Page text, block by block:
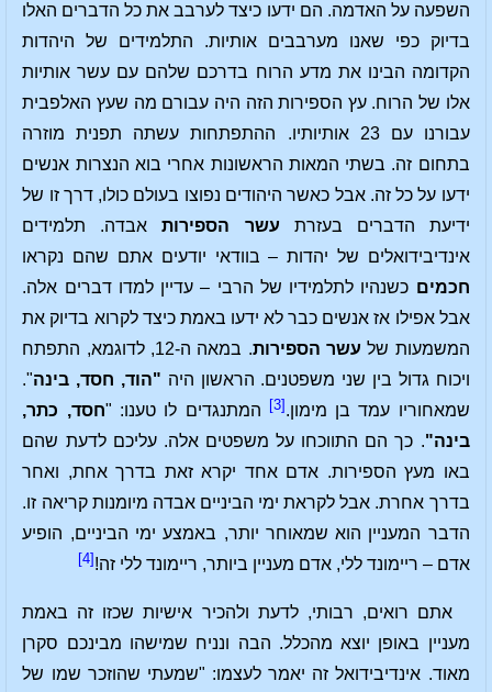
השפעה על האדמה. הם ידעו כיצד לערבב את כל הדברים האלו
בדיוק כפי שאנו מערבבים אותיות. התלמידים של היהדות
הקדומה הבינו את מדע הרוח בדרכם שלהם עם עשר אותיות
אלו של הרוח. עץ הספירות הזה היה עבורם מה שעץ האלפבית
עבורנו עם 23 אותיותיו. ההתפתחות עשתה תפנית מוזרה
בתחום זה. בשתי המאות הראשונות אחרי בוא הנצרות אנשים
ידעו על כל זה. אבל כאשר היהודים נפוצו בעולם כולו, דרך זו של
ידיעת הדברים בעזרת עשר הספירותאבדה. תלמידים
אינדיבידואלים של יהדות – בוודאי יודעים אתם שהם נקראו
חכמים כשנהיו לתלמידיו של הרבי – עדיין למדו דברים אלה.
אבל אפילו אז אנשים כבר לא ידעו באמת כיצד לקרוא בדיוק את
המשמעות של עשר הספירות
. במאה ה-12, לדוגמא, התפתח
ויכוח גדול בין שני משפטנים. הראשון היה "הוד, חסד, בינה".
שמאחוריו עמד בן מימון.[3] המתנגדים לו טענו: "חסד, כתר,
בינה". כך הם התווכחו על משפטים אלה. עליכם לדעת שהם
באו מעץ הספירות. אדם אחד יקרא זאת בדרך אחת, ואחר
בדרך אחרת. אבל לקראת ימי הביניים אבדה מיומנות קריאה זו.
הדבר המעניין הוא שמאוחר יותר, באמצע ימי הביניים, הופיע
אדם – ריימונד ללי, אדם מעניין ביותר, ריימונד ללי זה![4]
אתם רואים, רבותי, לדעת ולהכיר אישיות שכזו זה באמת
מעניין באופן יוצא מהכלל. הבה ונניח שמישהו מבינכם סקרן
מאוד. אינדיבידואל זה יאמר לעצמו: "שמעתי שהוזכר שמו של